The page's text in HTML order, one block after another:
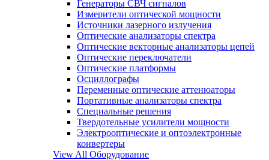
Генераторы СВЧ сигналов
Измерители оптической мощности
Источники лазерного излучения
Оптические анализаторы спектра
Оптические векторные анализаторы цепей
Оптические переключатели
Оптические платформы
Осциллографы
Переменные оптические аттенюаторы
Портативные анализаторы спектра
Специальные решения
Твердотельные усилители мощности
Электрооптические и оптоэлектронные
конвертеры
View All Оборудование